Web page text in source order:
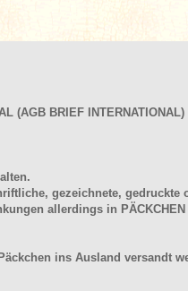
(AGB BRIEF INTERNATIONAL)
gezeichnete,
allerdings in PÄCKCHEN
ins Ausland versandt